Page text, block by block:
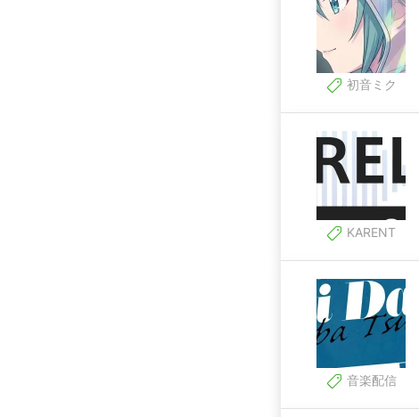
初音ミク
KARENT
音楽配信